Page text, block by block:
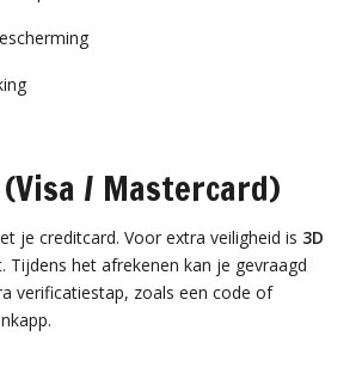
/ Mastercard)
je creditcard. Voor extra veiligheid is 3D
Tijdens het afrekenen kan je gevraagd
verificatiestap, zoals een code of